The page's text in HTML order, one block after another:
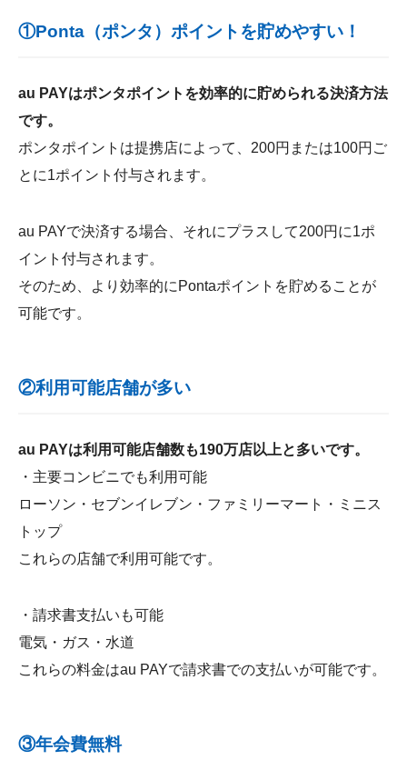
①Ponta（ポンタ）ポイントを貯めやすい！
au PAYはポンタポイントを効率的に貯められる決済方法
です。
ポンタポイントは提携店によって、200円または100円ご
とに1ポイント付与されます。
au PAYで決済する場合、それにプラスして200円に1ポ
イント付与されます。
そのため、より効率的にPontaポイントを貯めることが
可能です。
②利用可能店舗が多い
au PAYは利用可能店舗数も190万店以上と多いです。
・主要コンビニでも利用可能
ローソン・セブンイレブン・ファミリーマート・ミニス
トップ
これらの店舗で利用可能です。
・請求書支払いも可能
電気・ガス・水道
これらの料金はau PAYで請求書での支払いが可能です。
③年会費無料